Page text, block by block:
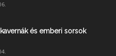
és emberi sorsok